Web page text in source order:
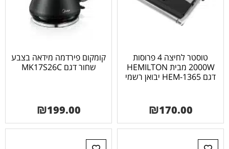
טוסטר לחיצה 4 פרוסות
2000W מבית HEMILTON
דגם HEM-1365 יבואן רשמי
₪170.00
קומקום פירדמה מידאה בצבע
שחור דגם MK17S26C
₪199.00